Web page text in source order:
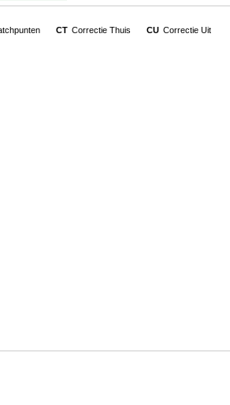
CT Correctie Thuis CU Correctie Uit